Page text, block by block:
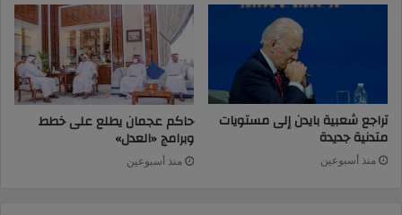
تراجع شعبية بايدن إلى مستويات
متدنية جديدة
منذ أسبوعين
حاكم عجمان يطلع على خطط
وبرامج «العدل»
منذ أسبوعين